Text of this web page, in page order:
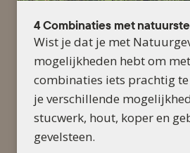
4 Combinaties met
Wist je dat je met
mogelijkheden hebt om
combinaties iets prachtig te
je verschillende
stucwerk, hout, koper en
gevelsteen.